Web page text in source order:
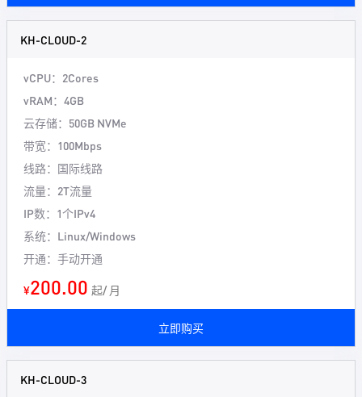
KH-CLOUD-2
vCPU：2Cores
vRAM：4GB
云存储：50GB NVMe
带宽：100Mbps
线路：国际线路
流量：2T流量
IP数：1个IPv4
系统：Linux/Windows
开通：手动开通
¥200.00 起/ 月
立即购买
KH-CLOUD-3